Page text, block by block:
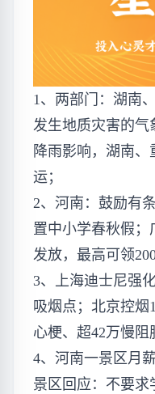
1、两部门：湖南
发生地质灾害的气
降雨影响，湖南
运；
2、河南：鼓励有
置中小学春秋假；
发放，最高可领
3、上海迪士尼强
吸烟点；北京控烟
心梗、超42万慢阻
4、河南一景区月
景区回应：不要求